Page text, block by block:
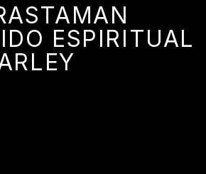
ESPIRITUAL